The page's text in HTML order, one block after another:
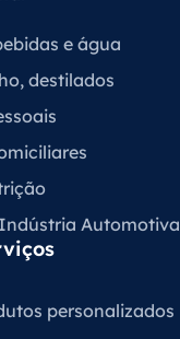
e água
destilados
Automotiva
personalizados